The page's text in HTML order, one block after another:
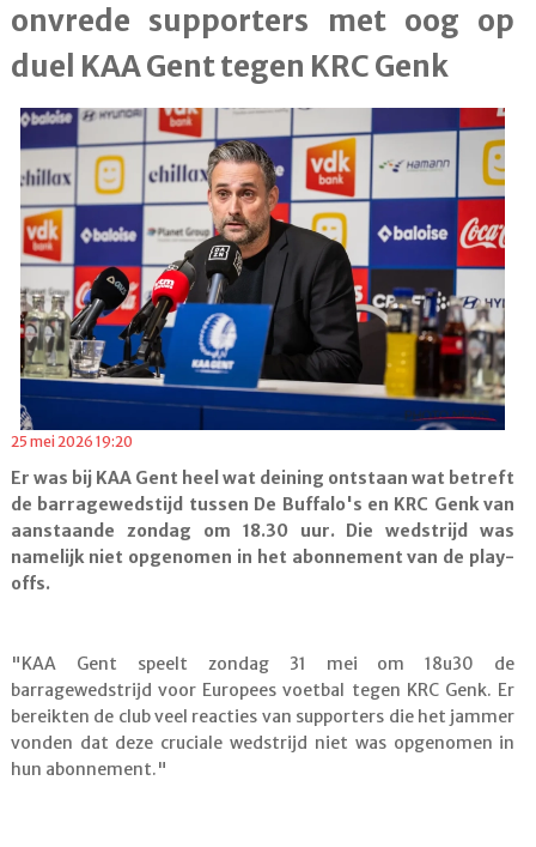
onvrede supporters met oog op
duel KAA Gent tegen KRC Genk
25 mei 2026 19:20
Er was bij KAA Gent heel wat deining ontstaan wat betreft
de barragewedstijd tussen De Buffalo's en KRC Genk van
aanstaande zondag om 18.30 uur. Die wedstrijd was
namelijk niet opgenomen in het abonnement van de play-
offs.
"KAA Gent speelt zondag 31 mei om 18u30 de
barragewedstrijd voor Europees voetbal tegen KRC Genk. Er
bereikten de club veel reacties van supporters die het jammer
vonden dat deze cruciale wedstrijd niet was opgenomen in
hun abonnement."